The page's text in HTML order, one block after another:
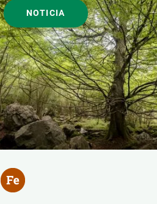
NOTICIA